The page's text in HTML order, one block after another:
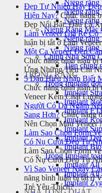
Niềng răng
Niềng răng
Niềng răng
Niềng Răng Mắc
Niềng răng
Niềng răng
Chỉnh Nha Sớm
Tiền chỉnh
TRỒNG RĂNG
Trồng Implant
Implant
Implant
Implant
Implant
Implant
Implant
Implant
Trồng Implant
Implant All
Implant All
Implant
Đẹp Tự Nhiên Hay
Hiện Nay? Chức năng
Đẹp Nổi Bật: Đâu Là
Làm Veneer Giá Rẻ
luận bị tắtở Làm
Một Ca Veneer Đẹp
Chức năng bình luận bị
Ứng Những Tiêu Chí
5 Dấu Hiệu Nhận Biết
Chức năng bình luận bị
Veneer Kém Chất
Người Có Da Ngăm
Sang Hơn? Chức năng
Nên Chọn Màu Veneer
Làm Sao Chọn Form
Có Nụ Cười Đẹp Tự
Làm Sao Chọn Form
Có Nụ Cười Đẹp Tự
Vì Sao Veneer Ngày
năng bình luận bị tắtở
Trẻ Yêu Thích?